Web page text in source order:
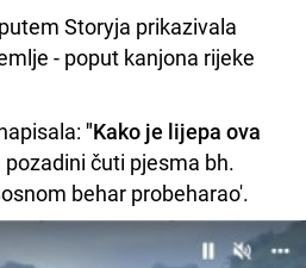
Storyja prikazivala
- poput kanjona rijeke
"Kako je lijepa ova
čuti pjesma bh.
behar probeharao'.